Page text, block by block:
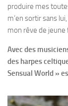
produire mes
m’en sortir sans
mon rêve de jeune
Avec des
des harpes
Sensual World »